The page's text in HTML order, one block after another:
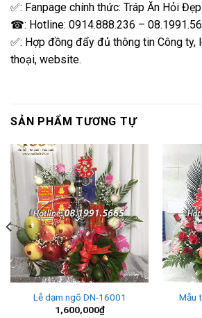
✅: Fanpage chính thức: Tráp Ăn Hỏi
☎: Hotline: 0914.888.236 –
✅: Hợp đồng đẩy đủ thông tin Công ty,
thoại, website.
SẢN PHẨM TƯƠNG TỰ
Lễ dạm ngõ DN-16001
1,600,000₫
Mẫu